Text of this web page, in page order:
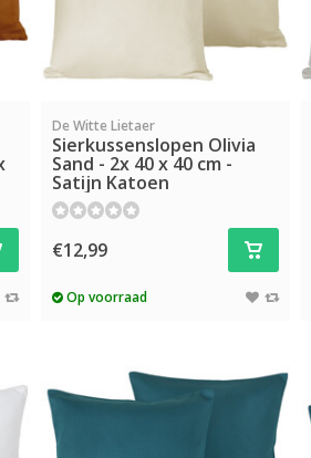
De Witte Lietaer
Sierkussenslopen Olivia
Sand - 2x 40 x 40 cm -
Satijn Katoen
€12,99
Op voorraad